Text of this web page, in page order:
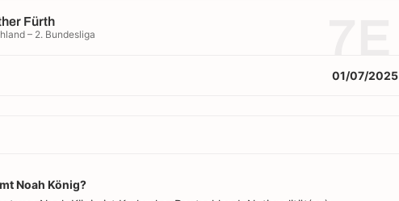
Fürth
– 2. Bundesliga
01/07/2025
Noah König?